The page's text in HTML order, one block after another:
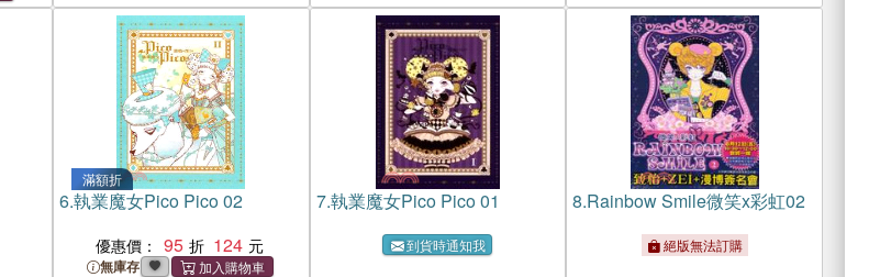
滿額折
6.執業魔女Pico Pico 02
優惠價： 95 124
無庫存
7.執業魔女Pico Pico 01
到貨時通知我
8.Rainbow Smile微笑x彩虹02
絕版無法訂購